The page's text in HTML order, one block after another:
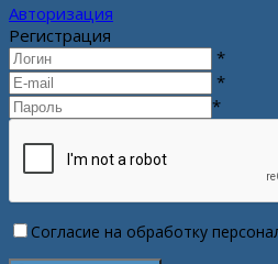
Авторизация
Регистрация
*
*
*
Согласие на обработку